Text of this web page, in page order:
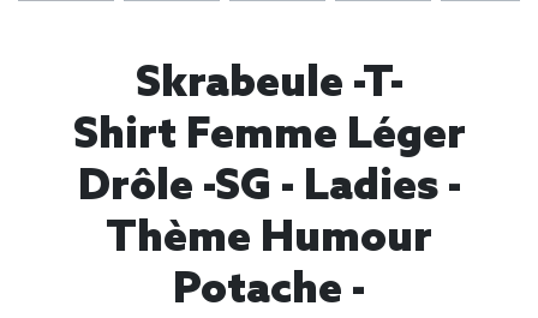
Skrabeule -T-
Shirt Femme Léger
Drôle -SG - Ladies -
Thème Humour
Potache -